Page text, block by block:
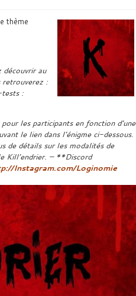
thème
découvrir au
:
:
les participants en fonction d’une
le lien dans l’énigme ci-dessous.
de détails sur les modalités de
Kill’endrier. – **Discord
Instagram.com/Loginomie